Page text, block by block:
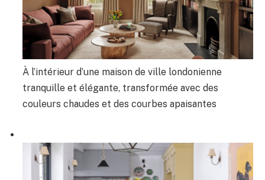
À l’intérieur d’une maison de ville londonienne
tranquille et élégante, transformée avec des
couleurs chaudes et des courbes apaisantes